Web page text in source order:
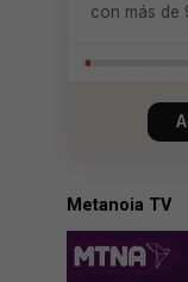
con más de
Metanoia TV